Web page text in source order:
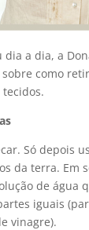
a dia, a
como
Só depois
da terra. Em
de água
iguais
vinagre).